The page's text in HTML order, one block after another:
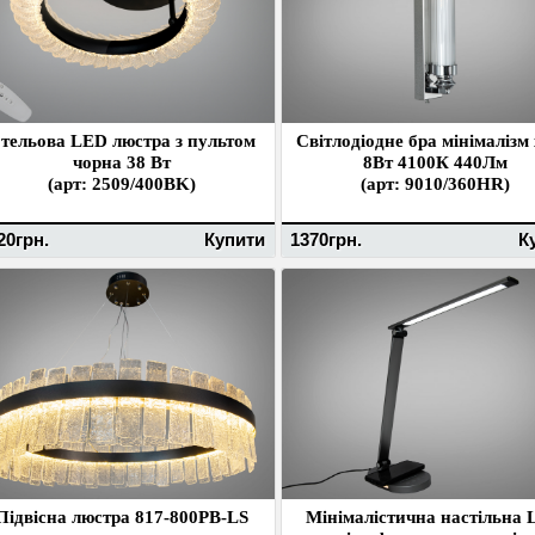
LED люстра з пультом
чорна 38 Вт
(арт: 2509/400BK)
Купити
Світлодіодне бра
8Вт 4100К 440Лм
(арт: 9010/360HR)
1370грн.
люстра 817-800PB-LS
Мінімалістична настільна